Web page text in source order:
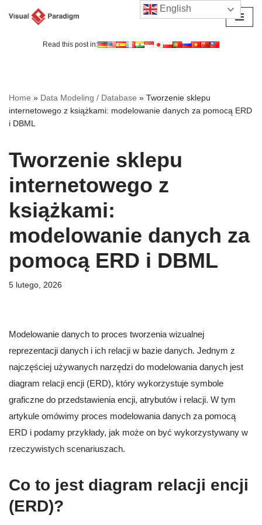
Read this post in:
Home » Data Modeling / Database » Tworzenie sklepu
internetowego z książkami: modelowanie danych za pomocą ERD
i DBML
Tworzenie sklepu
internetowego z
książkami:
modelowanie danych za
pomocą ERD i DBML
5 lutego, 2026
Modelowanie danych to proces tworzenia wizualnej
reprezentacji danych i ich relacji w bazie danych. Jednym z
najczęściej używanych narzędzi do modelowania danych jest
diagram relacji encji (ERD), który wykorzystuje symbole
graficzne do przedstawienia encji, atrybutów i relacji. W tym
artykule omówimy proces modelowania danych za pomocą
ERD i podamy przykłady, jak może on być wykorzystywany w
rzeczywistych scenariuszach.
Co to jest diagram relacji encji
(ERD)?
English